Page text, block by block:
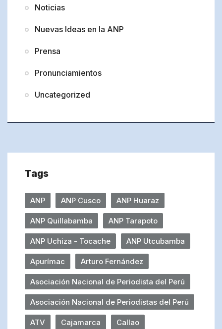
Noticias
Nuevas Ideas en la ANP
Prensa
Pronunciamientos
Uncategorized
Tags
ANP ANP Cusco ANP Huaraz
ANP Quillabamba ANP Tarapoto
ANP Uchiza - Tocache ANP Utcubamba
Apurímac Arturo Fernández
Asociación Nacional de Periodista del Perú
Asociación Nacional de Periodistas del Perú
ATV Cajamarca Callao